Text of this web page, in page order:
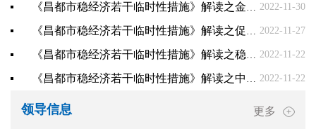
2022-11-30
《昌都市稳经济若干临时性措施》解读之金融帮扶政策
2022-11-27
《昌都市稳经济若干临时性措施》解读之促进消费帮扶政策
2022-11-22
《昌都市稳经济若干临时性措施》解读之稳岗就业帮扶政策
2022-11-22
《昌都市稳经济若干临时性措施》解读之中小微企业、个体工商户帮扶政策（下）
领导信息 更多